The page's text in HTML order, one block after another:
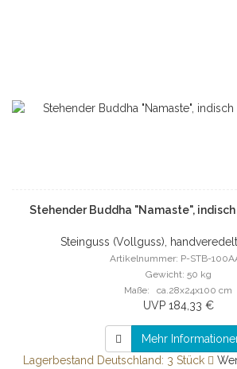
Stehender Buddha "Namaste", indisch
Steinguss (Vollguss),
Artikelnummer: P-STB-
Gewicht: 50 kg
Maße: ca.28x24x100 cm
UVP 184,33 €
Mehr
Lagerbestand Deutschland: 3 Stück